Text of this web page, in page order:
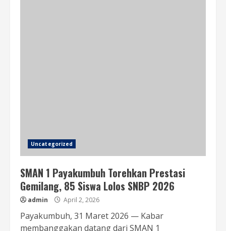
Uncategorized
SMAN 1 Payakumbuh Torehkan Prestasi
Gemilang, 85 Siswa Lolos SNBP 2026
admin April 2, 2026
Payakumbuh, 31 Maret 2026 — Kabar
membanggakan datang dari SMAN 1